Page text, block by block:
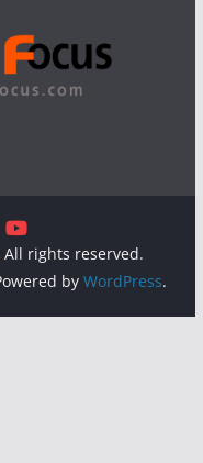
All rights reserved.
by WordPress.